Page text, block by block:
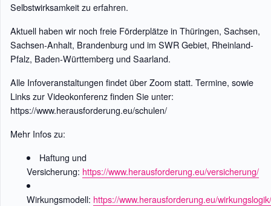
Selbstwirksamkeit zu erfahren.
Aktuell haben wir noch freie Förderplätze in Thüringen, Sachsen,
Sachsen-Anhalt, Brandenburg und im SWR Gebiet, Rheinland-
Pfalz, Baden-Württemberg und Saarland.
Alle Infoveranstaltungen findet über Zoom statt. Termine, sowie
Links zur Videokonferenz finden Sie unter:
https://www.herausforderung.eu/schulen/
Mehr Infos zu:
Haftung und
Versicherung: https://www.herausforderung.eu/versicherung/
Wirkungsmodell: https://www.herausforderung.eu/wirkungslogik/